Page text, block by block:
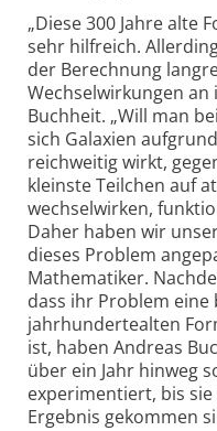
„Diese 300 Jahre alte
sehr hilfreich.
der Berechnung
Wechselwirkungen an
Buchheit. „Will man
sich Galaxien
reichweitig wirkt,
kleinste Teilchen auf
wechselwirken,
Daher haben wir
dieses Problem
Mathematiker.
dass ihr Problem
jahrhundertealten
ist, haben Andreas
über ein Jahr hinweg
experimentiert, bis
Ergebnis gekommen